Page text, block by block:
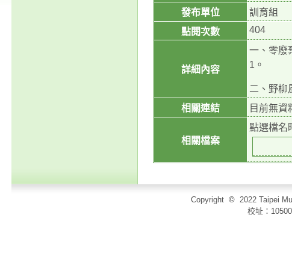
發布單位
訓育組
點閱次數
404
詳細內容
一、零廢
1。
二、野柳
相關連結
目前無資
相關檔案
點選檔名
Copyright © 2022 Taipei
校址：